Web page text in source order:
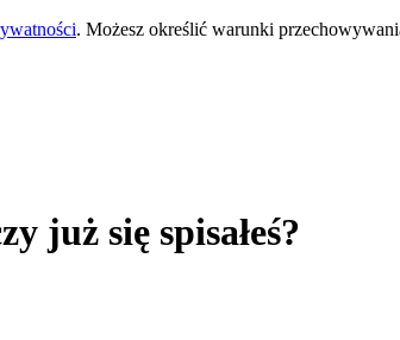
. Możesz określić warunki
już się spisałeś?